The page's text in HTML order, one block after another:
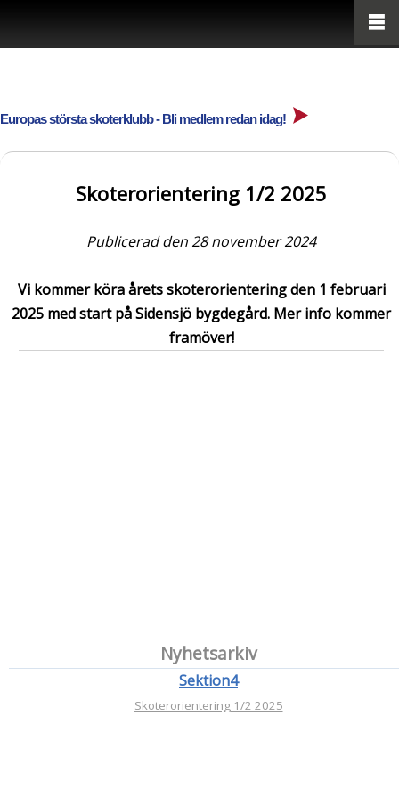
Europas största skoterklubb - Bli medlem redan idag!
Nyhetsarkiv
Sektion4
Skoterorientering 1/2 2025
Skoterorientering 1/2 2025
Publicerad den 28 november 2024
Vi kommer köra årets skoterorientering den 1 februari
2025 med start på Sidensjö bygdegård. Mer info kommer
framöver!